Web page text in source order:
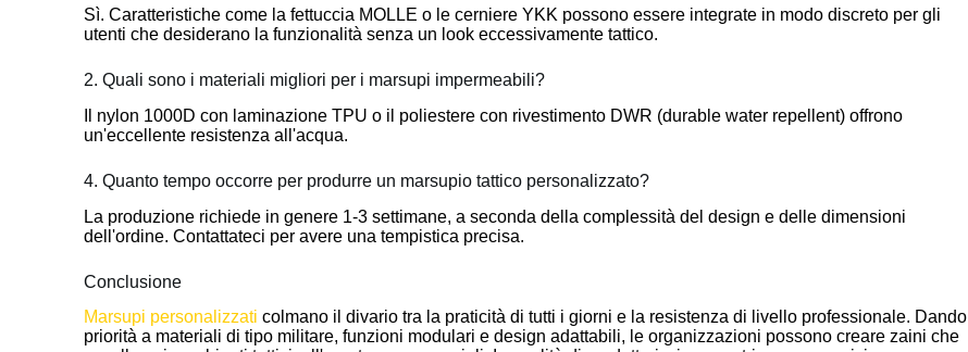
Sì. Caratteristiche come la fettuccia MOLLE o le cerniere YKK possono essere integrate in modo discreto per gli
utenti che desiderano la funzionalità senza un look eccessivamente tattico.
2. Quali sono i materiali migliori per i marsupi impermeabili?
Il nylon 1000D con laminazione TPU o il poliestere con rivestimento DWR (durable water repellent) offrono
un'eccellente resistenza all'acqua.
4. Quanto tempo occorre per produrre un marsupio tattico personalizzato?
La produzione richiede in genere 1-3 settimane, a seconda della complessità del design e delle dimensioni
dell'ordine. Contattateci per avere una tempistica precisa.
Conclusione
Marsupi personalizzati colmano il divario tra la praticità di tutti i giorni e la resistenza di livello professionale. Dando
priorità a materiali di tipo militare, funzioni modulari e design adattabili, le organizzazioni possono creare zaini che